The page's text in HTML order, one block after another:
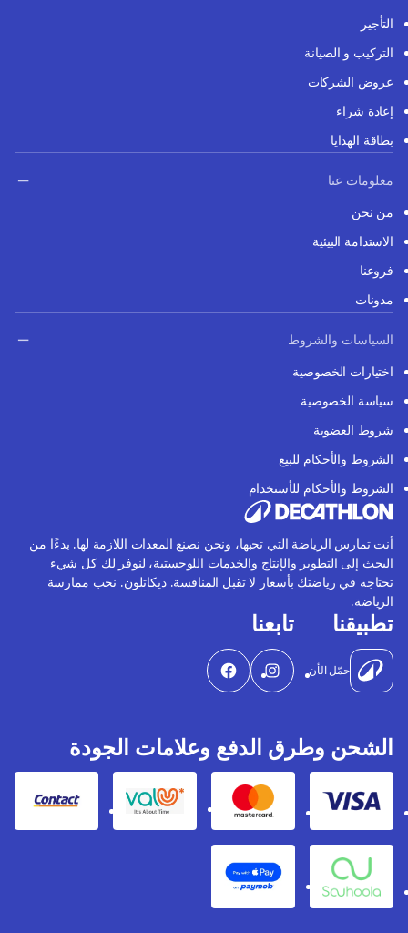
التأجير
التركيب و الصيانة
عروض الشركات
إعادة شراء
بطاقة الهدايا
معلومات عنا
من نحن
الاستدامة البيئية
فروعنا
مدونات
السياسات والشروط
اختيارات الخصوصية
سياسة الخصوصية
شروط العضوية
الشروط والأحكام للبيع
الشروط والأحكام للأستخدام
أنت تمارس الرياضة التي تحبها، ونحن نصنع المعدات اللازمة لها. بدءًا من
البحث إلى التطوير والإنتاج والخدمات اللوجستية، لنوفر لك كل شيء
تحتاجه في رياضتك بأسعار لا تقبل المنافسة. ديكاتلون. نحب ممارسة
الرياضة.
تطبيقنا
حمّل الأن
تابعنا
الشحن وطرق الدفع وعلامات الجودة
Visa
Mastercard
Valu
Contact
Souhoola
Apple Pay